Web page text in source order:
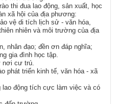
thi đua lao động, sản xuất, học
xã hội của địa phương:
vệ di tích lịch sử - văn hóa,
nhiên và môi trường của địa
nhân đạo; đền ơn đáp nghĩa;
gia đình học tập.
nơi cư trú.
phát triển kinh tế, văn hóa - xã
lao động tích cực làm việc và có